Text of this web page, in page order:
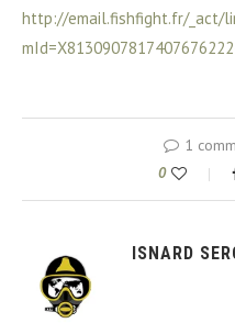
http://email.fishfight.fr/_act/
1
0
ISNARD